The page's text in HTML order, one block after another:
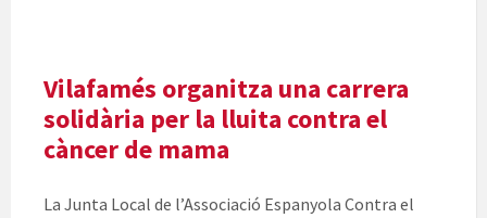
Vilafamés organitza una carrera
solidària per la lluita contra el
càncer de mama
La Junta Local de l’Associació Espanyola Contra el